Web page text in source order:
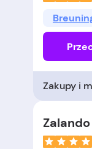
Zakupy i
Zalando